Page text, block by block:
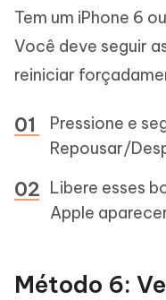
Tem um iPhone 6
Você deve seguir
reiniciar
Pressione e
Repousar/
Libere esses
Apple
Método 6: